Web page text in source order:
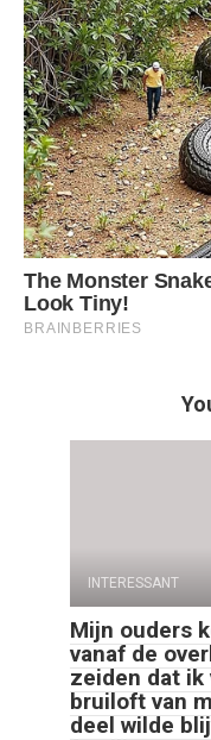
INTERESSANT
Mijn ouders
vanaf de
zeiden dat ik
bruiloft van
deel wilde